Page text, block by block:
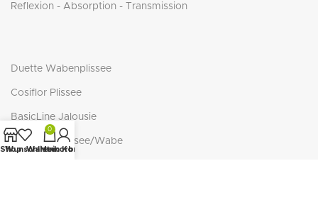
Reflexion - Absorption - Transmission
Duette Wabenplissee
Cosiflor Plissee
BasicLine Jalousie
BasicLine Plissee/Wabe
Shop
Wunschliste
0
Warenkorb
Mein Konto